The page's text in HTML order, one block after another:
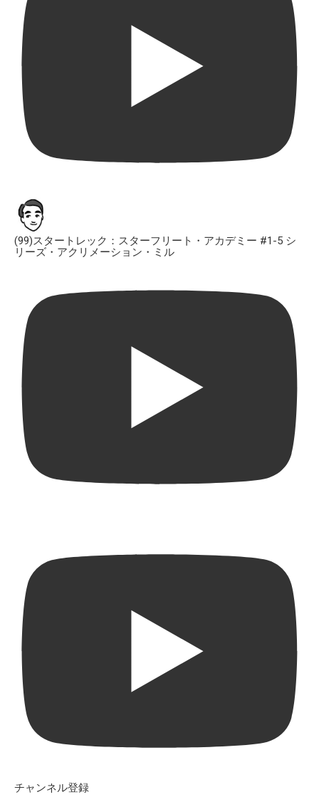
(99)スタートレック：スターフリート・アカデミー #1-5 シ
リーズ・アクリメーション・ミル
チャンネル登録